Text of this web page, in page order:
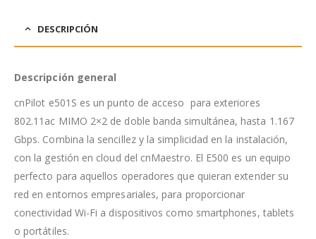
DESCRIPCIÓN
Descripción general
cnPilot e501S es un punto de acceso para exteriores
802.11ac MIMO 2×2 de doble banda simultánea, hasta 1.167
Gbps. Combina la sencillez y la simplicidad en la instalación,
con la gestión en cloud del cnMaestro. El E500 es un equipo
perfecto para aquellos operadores que quieran extender su
red en entornos empresariales, para proporcionar
conectividad Wi-Fi a dispositivos como smartphones, tablets
o portátiles.